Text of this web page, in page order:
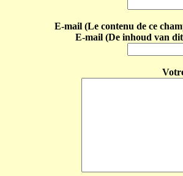
E-mail (Le contenu de ce
E-mail (De inhoud van